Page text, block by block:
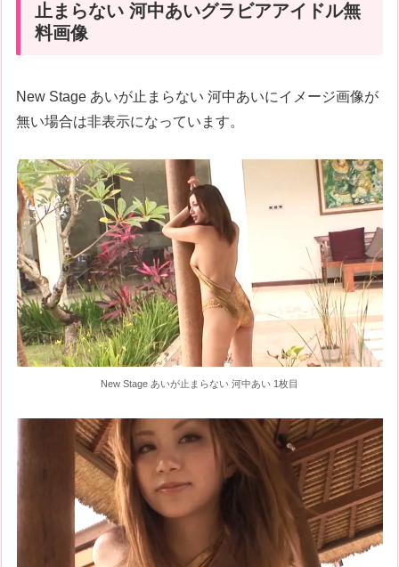
止まらない 河中あいグラビアアイドル無
料画像
New Stage あいが止まらない 河中あいにイメージ画像が
無い場合は非表示になっています。
New Stage あいが止まらない 河中あい 1枚目